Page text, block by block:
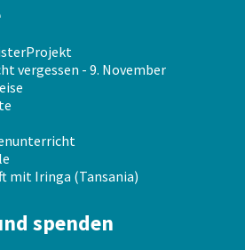
vergessen - 9. November
mit Iringa (Tansania)
spenden